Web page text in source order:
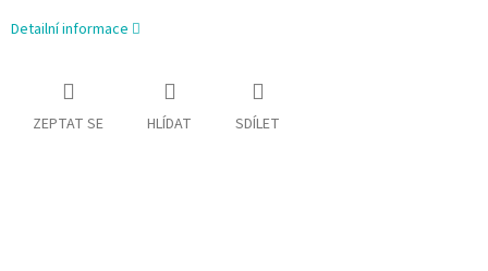
Detailní informace
ZEPTAT SE HLÍDAT SDÍLET